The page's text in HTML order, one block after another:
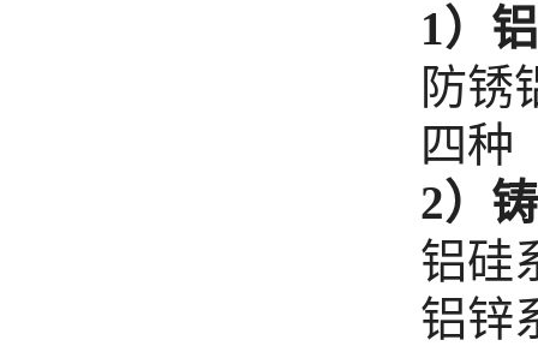
1）
防锈
四种
2）
铝硅
铝锌